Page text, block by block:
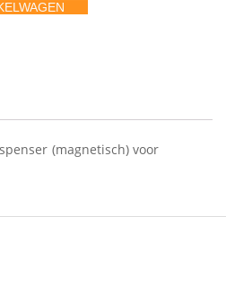
(magnetisch) voor